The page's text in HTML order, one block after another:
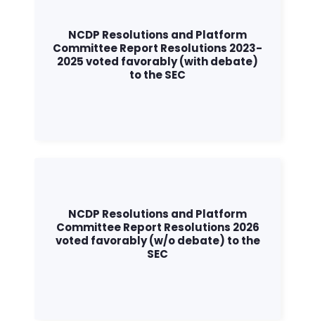
NCDP Resolutions and Platform
Committee Report Resolutions 2023-
2025 voted favorably (with debate)
to the SEC
NCDP Resolutions and Platform
Committee Report Resolutions 2026
voted favorably (w/o debate) to the
SEC